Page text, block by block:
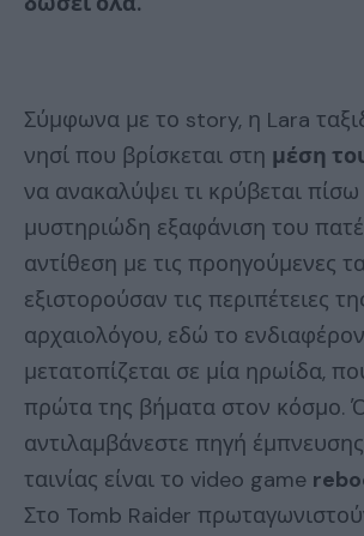
Σύμφωνα με το story, η Lara
νησί που βρίσκεται στη μέση
να ανακαλύψει τι κρύβεται
μυστηριώδη εξαφάνιση του
αντίθεση με τις προηγούμενες
εξιστορούσαν τις περιπέτειες
αρχαιολόγου, εδώ το ενδιαφέρον
μετατοπίζεται σε μία ηρωίδα,
πρώτα της βήματα στον κόσμο.
αντιλαμβάνεστε πηγή
ταινίας είναι το video game
Στο Tomb Raider